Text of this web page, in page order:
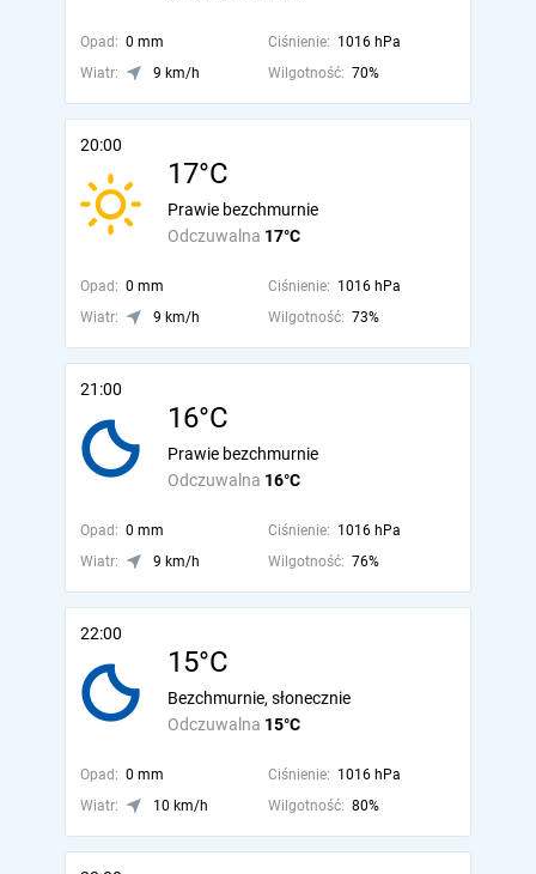
Opad: 0 mm Ciśnienie: 1016 hPa
Wiatr:
9 km/h Wilgotność: 70%
20:00
17°C
Odczuwalna 17°C
Prawie bezchmurnie
Opad: 0 mm Ciśnienie: 1016 hPa
Wiatr:
9 km/h Wilgotność: 73%
21:00
16°C
Odczuwalna 16°C
Prawie bezchmurnie
Opad: 0 mm Ciśnienie: 1016 hPa
Wiatr:
9 km/h Wilgotność: 76%
22:00
15°C
Odczuwalna 15°C
Bezchmurnie, słonecznie
Opad: 0 mm Ciśnienie: 1016 hPa
Wiatr:
10 km/h Wilgotność: 80%